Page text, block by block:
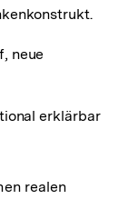
neue
erklärbar
realen